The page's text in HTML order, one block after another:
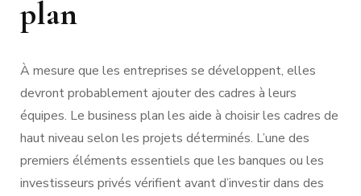
plan
À mesure que les entreprises se développent, elles
devront probablement ajouter des cadres à leurs
équipes. Le business plan les aide à choisir les cadres de
haut niveau selon les projets déterminés. L’une des
premiers éléments essentiels que les banques ou les
investisseurs privés vérifient avant d’investir dans des